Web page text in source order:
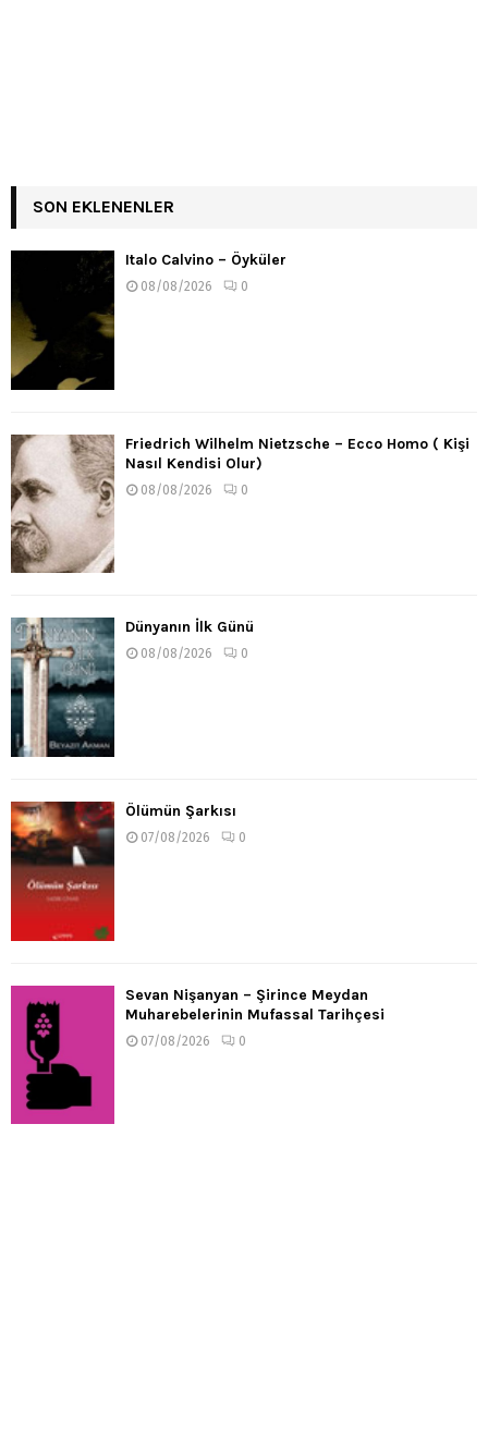
SON EKLENENLER
Italo Calvino – Öyküler
08/08/2026 0
Friedrich Wilhelm Nietzsche – Ecco Homo ( Kişi
Nasıl Kendisi Olur)
08/08/2026 0
Dünyanın İlk Günü
08/08/2026 0
Ölümün Şarkısı
07/08/2026 0
Sevan Nişanyan – Şirince Meydan
Muharebelerinin Mufassal Tarihçesi
07/08/2026 0